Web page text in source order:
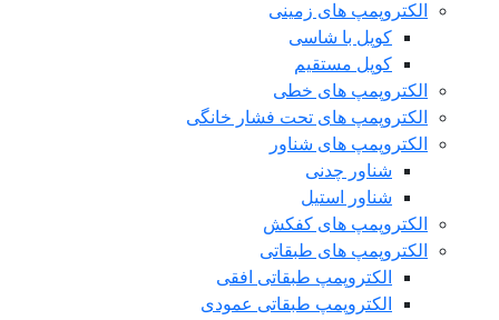
الکتروپمپ های زمینی
کوپل با شاسی
کوپل مستقیم
الکتروپمپ های خطی
الکتروپمپ های تحت فشار خانگی
الکتروپمپ های شناور
شناور چدنی
شناور استیل
الکتروپمپ های کفکش
الکتروپمپ های طبقاتی
الکتروپمپ طبقاتی افقی
الکتروپمپ طبقاتی عمودی